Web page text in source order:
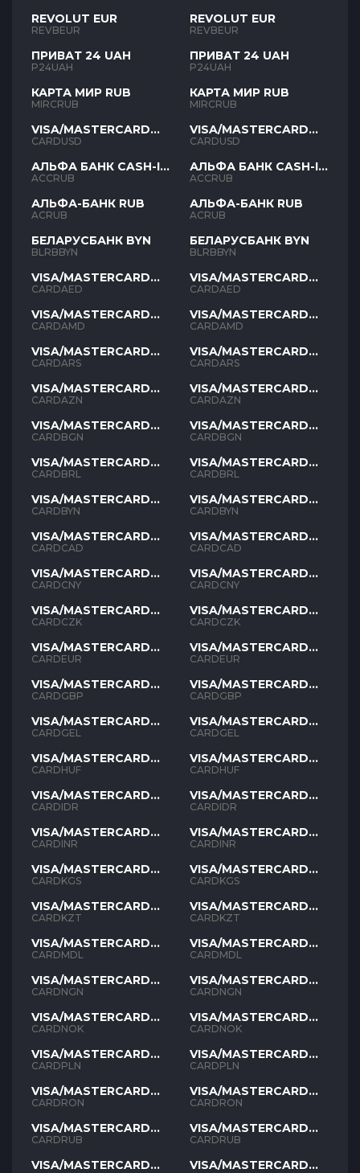
REVOLUT EUR
REVBEUR
ПРИВАТ 24 UAH
P24UAH
КАРТА МИР RUB
MIRCRUB
VISA/MASTERCARD
USD
CARDUSD
АЛЬФА БАНК CASH-IN
RUB
ACCRUB
АЛЬФА-БАНК RUB
ACRUB
БЕЛАРУСБАНК BYN
BLRBBYN
VISA/MASTERCARD
AED
CARDAED
VISA/MASTERCARD
AMD
CARDAMD
VISA/MASTERCARD
ARS
CARDARS
VISA/MASTERCARD
AZN
CARDAZN
VISA/MASTERCARD
BGN
CARDBGN
VISA/MASTERCARD
BRL
CARDBRL
VISA/MASTERCARD
BYN
CARDBYN
VISA/MASTERCARD
CAD
CARDCAD
VISA/MASTERCARD
CNY
CARDCNY
VISA/MASTERCARD
CZK
CARDCZK
VISA/MASTERCARD
EUR
CARDEUR
VISA/MASTERCARD
GBP
CARDGBP
VISA/MASTERCARD
GEL
CARDGEL
VISA/MASTERCARD
HUF
CARDHUF
VISA/MASTERCARD
IDR
CARDIDR
VISA/MASTERCARD
INR
CARDINR
VISA/MASTERCARD
KGS
CARDKGS
VISA/MASTERCARD
KZT
CARDKZT
VISA/MASTERCARD
MDL
CARDMDL
VISA/MASTERCARD
NGN
CARDNGN
VISA/MASTERCARD
NOK
CARDNOK
VISA/MASTERCARD
PLN
CARDPLN
VISA/MASTERCARD
RON
CARDRON
VISA/MASTERCARD
RUB
CARDRUB
VISA/MASTERCARD
REVOLUT EUR
REVBEUR
ПРИВАТ 24 UAH
P24UAH
КАРТА МИР RUB
MIRCRUB
VISA/MASTERCARD
USD
CARDUSD
АЛЬФА БАНК CASH-IN
RUB
ACCRUB
АЛЬФА-БАНК RUB
ACRUB
БЕЛАРУСБАНК BYN
BLRBBYN
VISA/MASTERCARD
AED
CARDAED
VISA/MASTERCARD
AMD
CARDAMD
VISA/MASTERCARD
ARS
CARDARS
VISA/MASTERCARD
AZN
CARDAZN
VISA/MASTERCARD
BGN
CARDBGN
VISA/MASTERCARD
BRL
CARDBRL
VISA/MASTERCARD
BYN
CARDBYN
VISA/MASTERCARD
CAD
CARDCAD
VISA/MASTERCARD
CNY
CARDCNY
VISA/MASTERCARD
CZK
CARDCZK
VISA/MASTERCARD
EUR
CARDEUR
VISA/MASTERCARD
GBP
CARDGBP
VISA/MASTERCARD
GEL
CARDGEL
VISA/MASTERCARD
HUF
CARDHUF
VISA/MASTERCARD
IDR
CARDIDR
VISA/MASTERCARD
INR
CARDINR
VISA/MASTERCARD
KGS
CARDKGS
VISA/MASTERCARD
KZT
CARDKZT
VISA/MASTERCARD
MDL
CARDMDL
VISA/MASTERCARD
NGN
CARDNGN
VISA/MASTERCARD
NOK
CARDNOK
VISA/MASTERCARD
PLN
CARDPLN
VISA/MASTERCARD
RON
CARDRON
VISA/MASTERCARD
RUB
CARDRUB
VISA/MASTERCARD